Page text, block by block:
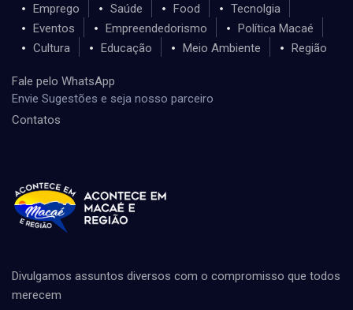
Emprego Saúde Food
Tecnolgia
Eventos
Empreendedorismo
Política Macaé
Cultura
Educação Meio Ambiente Região
Fale pelo WhatsApp
Envie Sugestões e seja nosso parceiro
Contatos
Divulgamos assuntos diversos com o compromisso que todos
merecem